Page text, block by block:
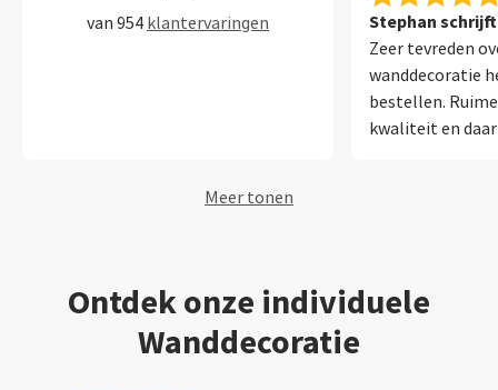
van 954 klantervaringen Stephan schrijft
Zeer tevreden
wanddecoratie
bestellen.
kwaliteit en
Meer tonen
Ontdek onze individuele
Wanddecoratie